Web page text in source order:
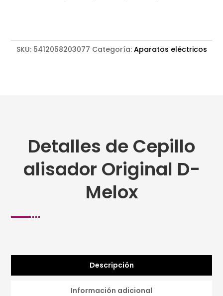
SKU: 5412058203077 Categoría: Aparatos eléctricos
Detalles de Cepillo
alisador Original D-
Melox
Descripción
Información adicional